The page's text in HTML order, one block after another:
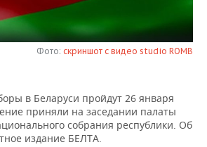
Фото: скриншот с видео studio ROMB
в Беларуси пройдут 26 января
приняли на заседании палаты
собрания республики. Об
издание БЕЛТА.